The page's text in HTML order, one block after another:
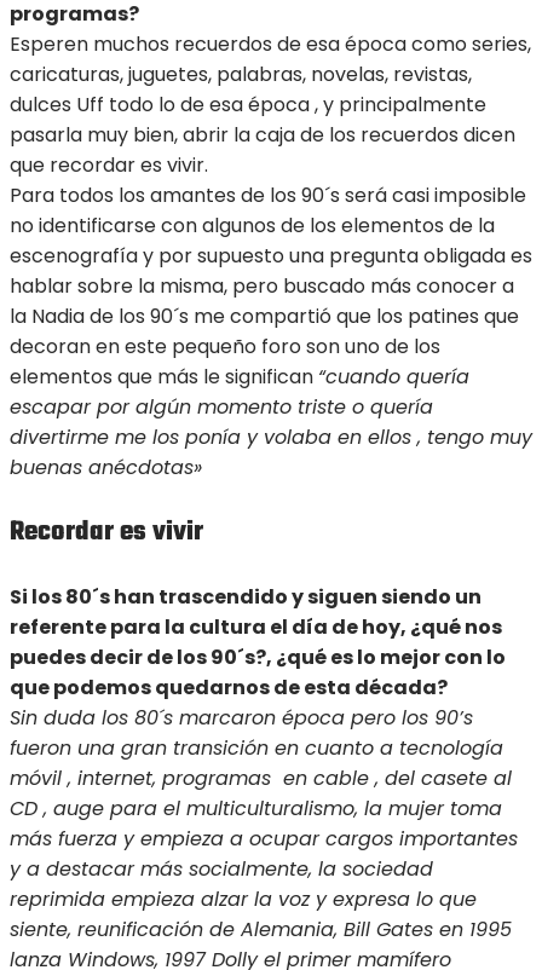
programas?
Esperen muchos recuerdos de esa época como series,
caricaturas, juguetes, palabras, novelas, revistas,
dulces Uff todo lo de esa época , y principalmente
pasarla muy bien, abrir la caja de los recuerdos dicen
que recordar es vivir.
Para todos los amantes de los 90´s será casi imposible
no identificarse con algunos de los elementos de la
escenografía y por supuesto una pregunta obligada es
hablar sobre la misma, pero buscado más conocer a
la Nadia de los 90´s me compartió que los patines que
decoran en este pequeño foro son uno de los
elementos que más le significan “cuando quería
escapar por algún momento triste o quería
divertirme me los ponía y volaba en ellos , tengo muy
buenas anécdotas»
Recordar es vivir
Si los 80´s han trascendido y siguen siendo un
referente para la cultura el día de hoy, ¿qué nos
puedes decir de los 90´s?, ¿qué es lo mejor con lo
que podemos quedarnos de esta década?
Sin duda los 80´s marcaron época pero los 90’s
fueron una gran transición en cuanto a tecnología
móvil , internet, programas en cable , del casete al
CD , auge para el multiculturalismo, la mujer toma
más fuerza y empieza a ocupar cargos importantes
y a destacar más socialmente, la sociedad
reprimida empieza alzar la voz y expresa lo que
siente, reunificación de Alemania, Bill Gates en 1995
lanza Windows, 1997 Dolly el primer mamífero